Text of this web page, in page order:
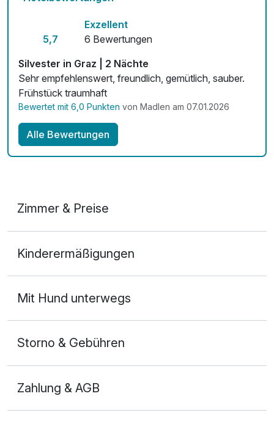
5,7
Exzellent
6 Bewertungen
Silvester in Graz | 2 Nächte
Sehr empfehlenswert, freundlich, gemütlich, sauber.
Frühstück traumhaft
Bewertet mit 6,0 Punkten von Madlen am 07.01.2026
Alle Bewertungen
Zimmer & Preise
2 Erwachsene
Kinderermäßigungen
Mit Hund unterwegs
Storno & Gebühren
Zahlung & AGB